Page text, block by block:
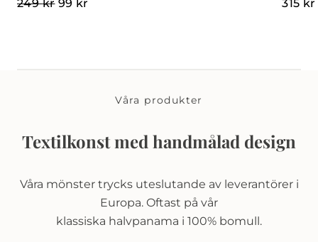
249kr Det ursprungliga priset var: 249 kr.
99 kr 315 kr
Våra produkter
Textilkonst med handmålad design
Våra mönster trycks uteslutande av leverantörer i
Europa. Oftast på vår
klassiska halvpanama i 100% bomull.